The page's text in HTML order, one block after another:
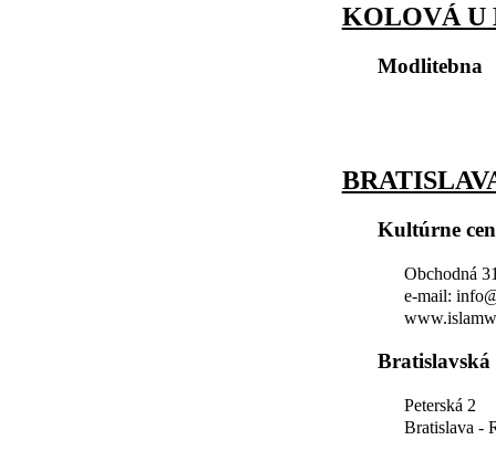
KOLOVÁ U
Modlitebna
Kultúrne
Obchodná
e-mail:
Peterská 2
Bratislava -